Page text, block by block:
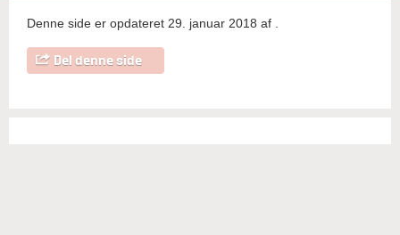
Denne side er opdateret 29. januar 2018 af
Del denne side